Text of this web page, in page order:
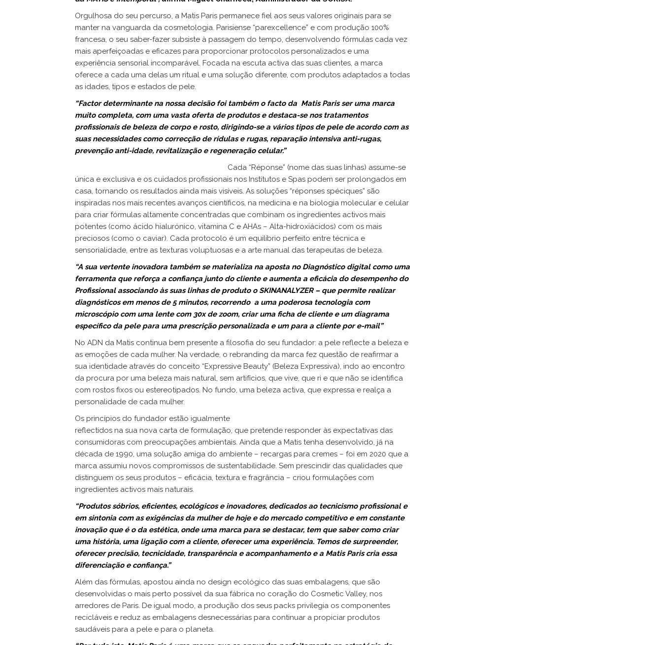
Orgulhosa do seu percurso, a Matis Paris permanece fiel aos seus valores originais para se
manter na vanguarda da cosmetologia. Parisiense “parexcellence” e com produção 100%
francesa, o seu saber-fazer subsiste à passagem do tempo, desenvolvendo fórmulas cada vez
mais aperfeiçoadas e eficazes para proporcionar protocolos personalizados e uma
experiência sensorial incomparável. Focada na escuta activa das suas clientes, a marca
oferece a cada uma delas um ritual e uma solução diferente, com produtos adaptados a todas
as idades, tipos e estados de pele.
“Factor determinante na nossa decisão foi também o facto da Matis Paris ser uma marca
muito completa, com uma vasta oferta de produtos e destaca-se nos tratamentos
profissionais de beleza de corpo e rosto, dirigindo-se a vários tipos de pele de acordo com as
suas necessidades como correcção de rídulas e rugas, reparação intensiva anti-rugas,
prevenção anti-idade, revitalização e regeneração celular.”
Cada “Réponse” (nome das suas linhas) assume-se
única e exclusiva e os cuidados profissionais nos Institutos e Spas podem ser prolongados em
casa, tornando os resultados ainda mais visíveis. As soluções “réponses spéciques” são
inspiradas nos mais recentes avanços científicos, na medicina e na biologia molecular e celular
para criar fórmulas altamente concentradas que combinam os ingredientes activos mais
potentes (como ácido hialurónico, vitamina C e AHAs – Alta-hidroxiácidos) com os mais
preciosos (como o caviar). Cada protocolo é um equilíbrio perfeito entre técnica e
sensorialidade, entre as texturas voluptuosas e a arte manual das terapeutas de beleza.
“A sua vertente inovadora também se materializa na aposta no Diagnóstico digital como uma
ferramenta que reforça a confiança junto do cliente e aumenta a eficácia do desempenho do
Profissional associando às suas linhas de produto o SKINANALYZER – que permite realizar
diagnósticos em menos de 5 minutos, recorrendo a uma poderosa tecnologia com
microscópio com uma lente com 30x de zoom, criar uma ficha de cliente e um diagrama
específico da pele para uma prescrição personalizada e um para a cliente por e-mail”
No ADN da Matis continua bem presente a filosofia do seu fundador: a pele reflecte a beleza e
as emoções de cada mulher. Na verdade, o rebranding da marca fez questão de reafirmar a
sua identidade através do conceito “Expressive Beauty” (Beleza Expressiva), indo ao encontro
da procura por uma beleza mais natural, sem artifícios, que vive, que ri e que não se identifica
com rostos fixos ou estereotipados. No fundo, uma beleza activa, que expressa e realça a
personalidade de cada mulher.
Os princípios do fundador estão igualmente
reflectidos na sua nova carta de formulação, que pretende responder às expectativas das
consumidoras com preocupações ambientais. Ainda que a Matis tenha desenvolvido, já na
década de 1990, uma solução amiga do ambiente – recargas para cremes – foi em 2020 que a
marca assumiu novos compromissos de sustentabilidade. Sem prescindir das qualidades que
distinguem os seus produtos – eficácia, textura e fragrância – criou formulações com
ingredientes activos mais naturais.
“Produtos sóbrios, eficientes, ecológicos e inovadores, dedicados ao tecnicismo profissional e
em sintonia com as exigências da mulher de hoje e do mercado competitivo e em constante
inovação que é o da estética, onde uma marca para se destacar, tem que saber como criar
uma história, uma ligação com a cliente, oferecer uma experiência. Temos de surpreender,
oferecer precisão, tecnicidade, transparência e acompanhamento e a Matis Paris cria essa
diferenciação e confiança.”
Além das fórmulas, apostou ainda no design ecológico das suas embalagens, que são
desenvolvidas o mais perto possível da sua fábrica no coração do Cosmetic Valley, nos
arredores de Paris. De igual modo, a produção dos seus packs privilegia os componentes
recicláveis e reduz as embalagens desnecessárias para continuar a propiciar produtos
saudáveis para a pele e para o planeta.